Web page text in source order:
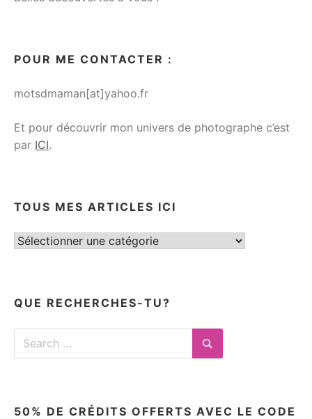
POUR ME CONTACTER :
motsdmaman[at]yahoo.fr
Et pour découvrir mon univers de photographe c’est
par ICI.
TOUS MES ARTICLES ICI
Tous
QUE RECHERCHES-TU?
Search
Search
50% DE CRÉDITS OFFERTS AVEC LE CODE